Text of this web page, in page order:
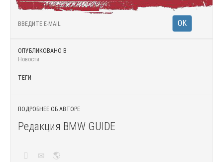
ОПУБЛИКОВАНО В
Новости
ТЕГИ
ПОДРОБНЕЕ ОБ АВТОРЕ
Редакция BMW GUIDE